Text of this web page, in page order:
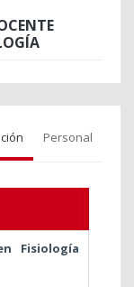
Personal
Fisiología